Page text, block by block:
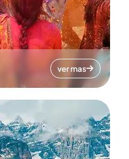
ver mas